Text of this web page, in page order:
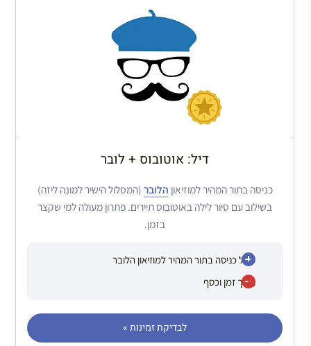
דיל: אוטובוס + לובר
כולל כניסה בתור המהיר למוזיאון הלובר
חוסך זמן וכסף
כניסה בתור המהיר למוזיאון הלובר (המסלול הישיר למונה ליזה)
בשילוב עם סיור לילה באוטובוס תיירים. פתרון מעולה למי שקצר
בזמן.
לבדיקת זמינות »